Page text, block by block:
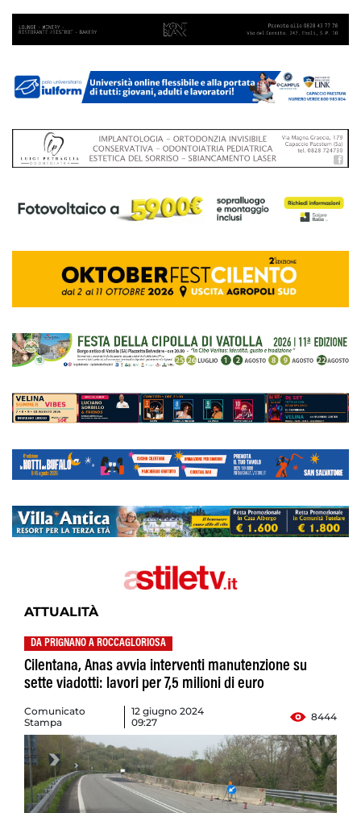
ATTUALITÀ
DA PRIGNANO A ROCCAGLORIOSA
Cilentana, Anas avvia interventi manutenzione su
sette viadotti: lavori per 7,5 milioni di euro
Comunicato
Stampa
12 giugno 2024
09:27
8444